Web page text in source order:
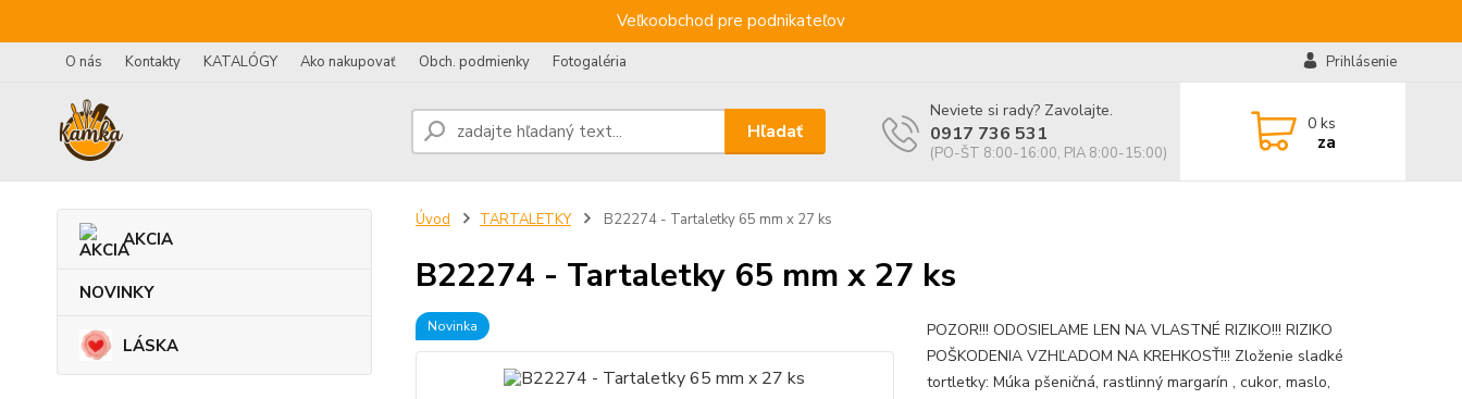
Veľkoobchod pre podnikateľov
O nás Kontakty KATALÓGY Ako nakupovať Obch. podmienky Fotogaléria Prihlásenie
Hľadať
Neviete si rady? Zavolajte.
0917 736 531
(PO-ŠT 8:00-16:00, PIA 8:00-15:00)
0 ks
za
AKCIA
NOVINKY
LÁSKA
Úvod TARTALETKY B22274 - Tartaletky 65 mm x 27 ks
B22274 - Tartaletky 65 mm x 27 ks
Novinka
POZOR!!! ODOSIELAME LEN NA VLASTNÉ RIZIKO!!! RIZIKO
POŠKODENIA VZHĽADOM NA KREHKOSŤ!!! Zloženie sladké
tortletky: Múka pšeničná, rastlinný margarín , cukor, maslo,